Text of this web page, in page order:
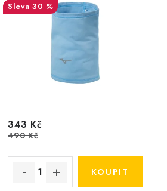
30 %
343 Kč
490 Kč